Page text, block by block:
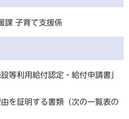
課 子育て支援係
等利用給付認定・給付申請書」
を証明する書類（次の一覧表の